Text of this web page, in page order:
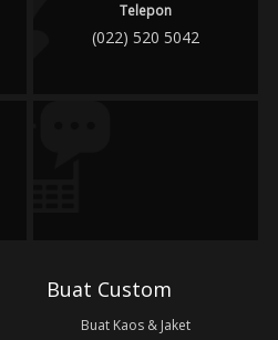
Telepon
(022) 520 5042
Buat Custom
Buat Kaos & Jaket